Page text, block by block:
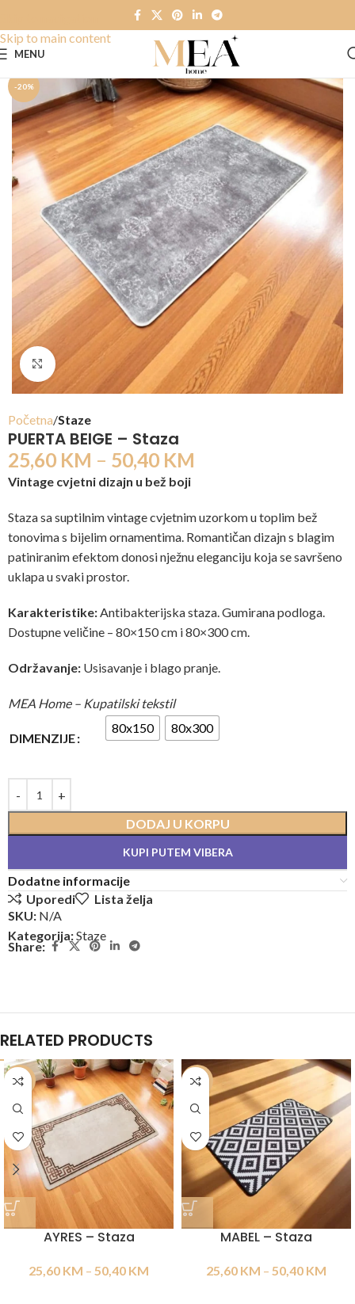
Skip to main content
MENU
-20%
Click to enlarge
Početna Staze
PUERTA BEIGE – Staza
25,60 KM – 50,40 KM
Vintage cvjetni dizajn u bež boji
Staza sa suptilnim vintage cvjetnim uzorkom u toplim bež
tonovima s bijelim ornamentima. Romantičan dizajn s blagim
patiniranim efektom donosi nježnu eleganciju koja se savršeno
uklapa u svaki prostor.
Karakteristike:Antibakterijska staza. Gumirana podloga.
Dostupne veličine – 80×150 cm i 80×300 cm.
Održavanje: Usisavanje i blago pranje.
MEA Home – Kupatilski tekstil
DIMENZIJE
80x150 80x300
DODAJ U KORPU
KUPI PUTEM VIBERA
Dodatne informacije
Uporedi
Lista želja
SKU: N/A
Kategorija:Staze
Share:
RELATED PRODUCTS
-20%
AYRES – Staza
25,60 KM – 50,40 KM
-20%
MABEL – Staza
25,60 KM – 50,40 KM